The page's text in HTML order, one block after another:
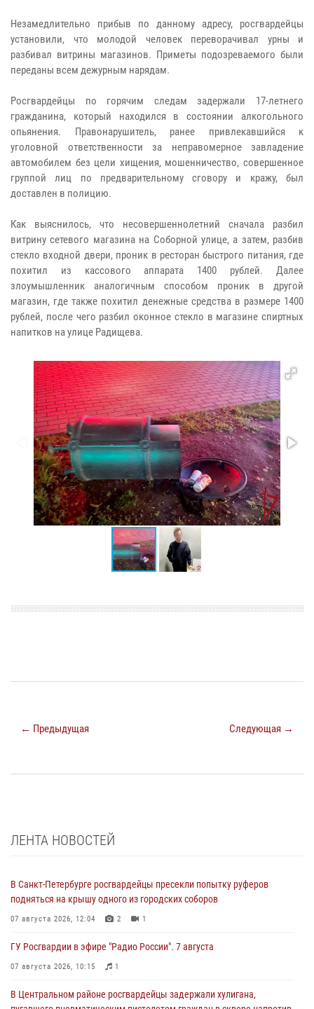
Незамедлительно прибыв по данному адресу, росгвардейцы
установили, что молодой человек переворачивал урны и
разбивал витрины магазинов. Приметы подозреваемого были
переданы всем дежурным нарядам.
Росгвардейцы по горячим следам задержали 17-летнего
гражданина, который находился в состоянии алкогольного
опьянения. Правонарушитель, ранее привлекавшийся к
уголовной ответственности за неправомерное завладение
автомобилем без цели хищения, мошенничество, совершенное
группой лиц по предварительному сговору и кражу, был
доставлен в полицию.
Как выяснилось, что несовершеннолетний сначала разбил
витрину сетевого магазина на Соборной улице, а затем, разбив
стекло входной двери, проник в ресторан быстрого питания, где
похитил из кассового аппарата 1400 рублей. Далее
злоумышленник аналогичным способом проник в другой
магазин, где также похитил денежные средства в размере 1400
рублей, после чего разбил оконное стекло в магазине спиртных
напитков на улице Радищева.
← Предыдущая Следующая →
ЛЕНТА НОВОСТЕЙ
В Санкт-Петербурге росгвардейцы пресекли попытку руферов
подняться на крышу одного из городских соборов
07 августа 2026, 12:04 2 1
ГУ Росгвардии в эфире "Радио России". 7 августа
07 августа 2026, 10:15 1
В Центральном районе росгвардейцы задержали хулигана,